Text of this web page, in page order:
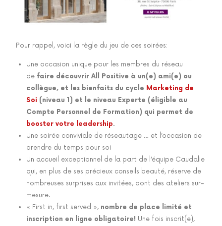
Pour rappel, voici la règle du jeu de ces soirées:
Une occasion unique pour les membres du réseau
de faire découvrir All Positive à un(e) ami(e) ou
collègue, et les bienfaits du cycle Marketing de
Soi (niveau 1) et le niveau Experte (éligible au
Compte Personnel de Formation) qui permet de
booster votre leadership.
Une soirée conviviale de réseautage … et l’occasion de
prendre du temps pour soi
Un accueil exceptionnel de la part de l’équipe Caudalie
qui, en plus de ses précieux conseils beauté, réserve de
nombreuses surprises aux invitées, dont des ateliers sur-
mesure.
« First in, first served », nombre de place limité et
inscription en ligne obligatoire! Une fois inscrit(e),